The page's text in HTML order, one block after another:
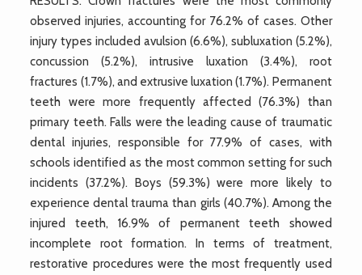
observed injuries, accounting for 76.2% of cases. Other
injury types included avulsion (6.6%), subluxation (5.2%),
concussion (5.2%), intrusive luxation (3.4%), root
fractures (1.7%), and extrusive luxation (1.7%). Permanent
teeth were more frequently affected (76.3%) than
primary teeth. Falls were the leading cause of traumatic
dental injuries, responsible for 77.9% of cases, with
schools identified as the most common setting for such
incidents (37.2%). Boys (59.3%) were more likely to
experience dental trauma than girls (40.7%). Among the
injured teeth, 16.9% of permanent teeth showed
incomplete root formation. In terms of treatment,
restorative procedures were the most frequently used